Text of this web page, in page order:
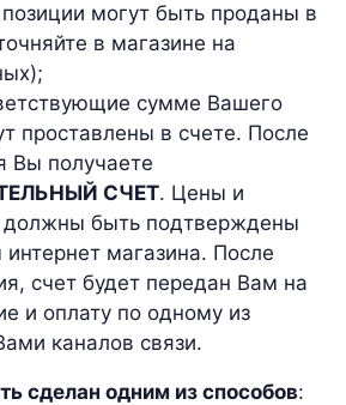
могут быть проданы в
в магазине на
сумме Вашего
проставлены в счете. После
Вы получаете
СЧЕТ. Цены и
должны быть подтверждены
магазина. После
счет будет передан Вам на
и оплату по одному из
каналов связи.
сделан одним из способов: